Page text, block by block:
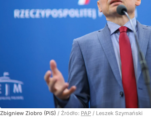
Zbigniew Ziobro (PiS) / Źródło: PAP / Leszek Szymański